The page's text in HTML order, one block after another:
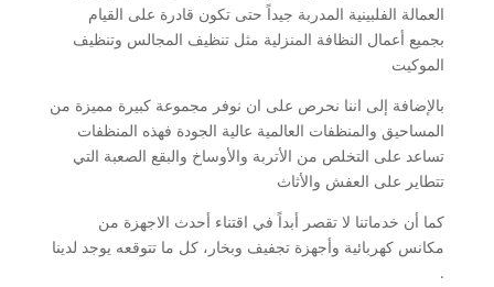
العمالة الفلبينية المدربة جيداً حتى تكون قادرة على القيام
بجميع أعمال النظافة المنزلية مثل تنظيف المجالس وتنظيف
الموكيت
بالإضافة إلى اننا نحرص على ان نوفر مجموعة كبيرة مميزة من
المساحيق والمنظفات العالمية عالية الجودة فهذه المنظفات
تساعد على التخلص من الأتربة والأوساخ والبقع الصعبة التي
تتطاير على العفش والأثاث
كما أن خدماتنا لا تقصر أبداً في اقتناء أحدث الاجهزة من
مكانس كهربائية وأجهزة تجفيف وبخار، كل ما تتوقعه يوجد لدينا
.